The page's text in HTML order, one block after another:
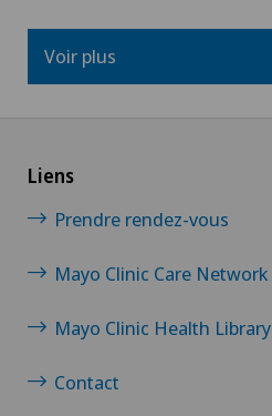
Voir plus
Liens
Prendre rendez-vous
Mayo Clinic Care Network
Mayo Clinic Health Library
Contact